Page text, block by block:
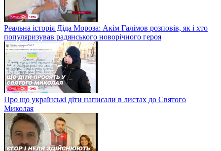
Реальна історія Діда Мороза: Акім Галімов розповів, як і хто
популяризував радянського новорічного героя
Про що українські діти написали в листах до Святого
Миколая